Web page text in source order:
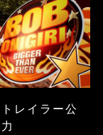
トレイラー公